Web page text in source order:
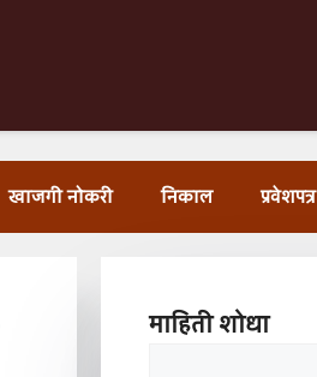
खाजगी नोकरी निकाल प्रवेशपत्र
माहिती शोधा